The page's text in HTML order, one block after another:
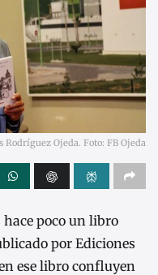
Rodríguez Ojeda. Foto: FB Ojeda
poco un libro
por Ediciones
ese libro confluyen